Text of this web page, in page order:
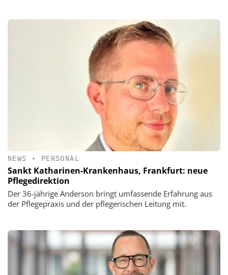
NEWS • PERSONAL
Sankt Katharinen-Krankenhaus, Frankfurt: neue
Pflegedirektion
Der 36-jährige Anderson bringt umfassende Erfahrung aus
der Pflegepraxis und der pflegerischen Leitung mit.